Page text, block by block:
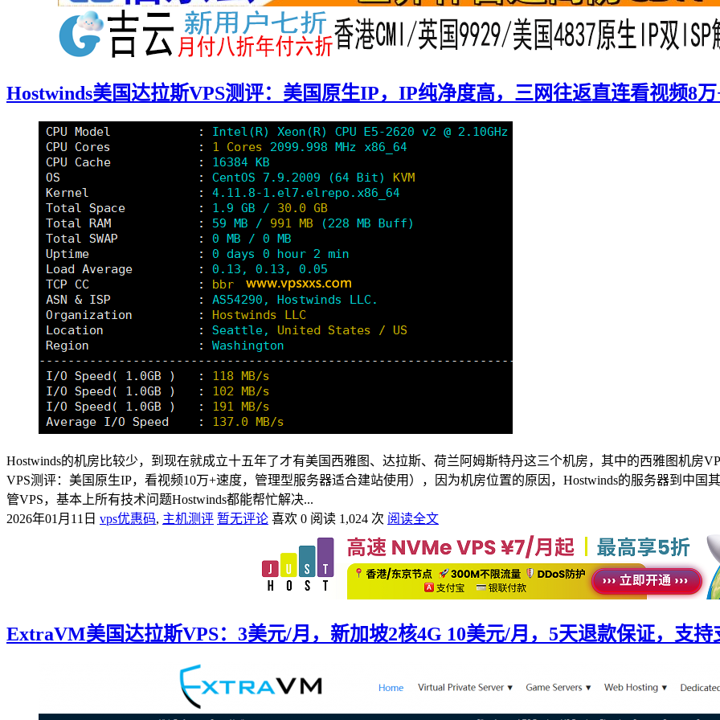
Hostwinds美国达拉斯VPS测评：美国原生IP，IP纯净度高，三网往返直连看视频8
Hostwinds的机房比较少，到现在就成立十五年了才有美国西雅图、达拉斯、荷兰阿姆斯特丹这三个机房，其中的西雅图机房
VPS测评：美国原生IP，看视频10万+速度，管理型服务器适合建站使用），因为机房位置的原因，Hostwinds的服务器到中国
管VPS，基本上所有技术问题Hostwinds都能帮忙解决...
2026年01月11日 vps优惠码, 主机测评 暂无评论 喜欢 0 阅读 1,024 次 阅读全文
ExtraVM美国达拉斯VPS：3美元/月，新加坡2核4G 10美元/月，5天退款保证，支持